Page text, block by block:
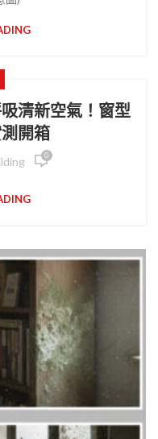
清新空氣！窗型
開箱
0